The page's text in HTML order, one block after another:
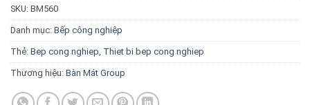
Báo giá miễn phí →
SKU: BM560
Danh mục: Bếp công nghiệp
Thẻ: Bep cong nghiep Thiet bi bep cong nghiep
Thương hiệu: Bàn Mát Group